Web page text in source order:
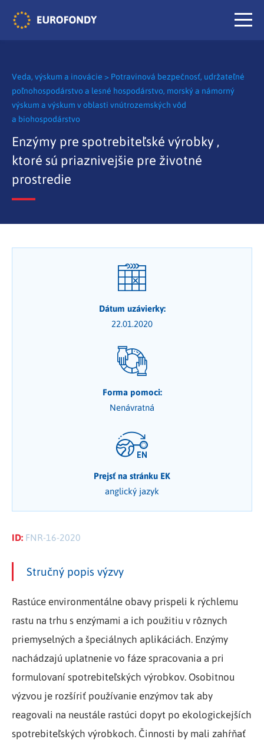
Veda, výskum a inovácie > Potravinová bezpečnosť, udržateľné
poľnohospodárstvo a lesné hospodárstvo, morský a námorný
výskum a výskum v oblasti vnútrozemských vôd
a biohospodárstvo
Enzýmy pre spotrebiteľské výrobky ,
ktoré sú priaznivejšie pre životné
prostredie
Dátum uzávierky:
22.01.2020
Forma pomoci:
Nenávratná
Prejsť na stránku EK
anglický jazyk
ID: FNR-16-2020
Stručný popis výzvy
Rastúce environmentálne obavy prispeli k rýchlemu
rastu na trhu s enzýmami a ich použitiu v rôznych
priemyselných a špeciálnych aplikáciách. Enzýmy
nachádzajú uplatnenie vo fáze spracovania a pri
formulovaní spotrebiteľských výrobkov. Osobitnou
výzvou je rozšíriť používanie enzýmov tak aby
reagovali na neustále rastúci dopyt po ekologickejších
spotrebiteľských výrobkoch. Činnosti by mali zahŕňať